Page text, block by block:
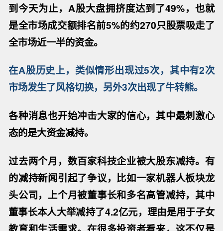
到今天为止， A股大盘拥挤度达到了49%，也就
是全市场成交额排名前5%的约270只股票吸走了
全市场近一半的资金。
在A股历史上，类似情形出现过5次，其中有2次
市场发生了风格切换，另外3次出现了牛转熊。
各种消息也开始冲击大家的信心，其中最刺激心
态的是大资金减持。
过去两个月， 数百家科技企业被大股东减持。有
的减持新闻引起了争议，比如一家机器人板块龙
头公司，上个月被董事长和多名高管减持，其中
董事长本人大举减持了4.2亿元，理由是用于子女